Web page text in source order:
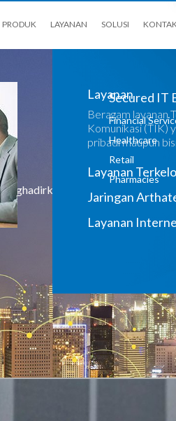
LAYANAN SOLUSI KONTAK
arus data yang andal,